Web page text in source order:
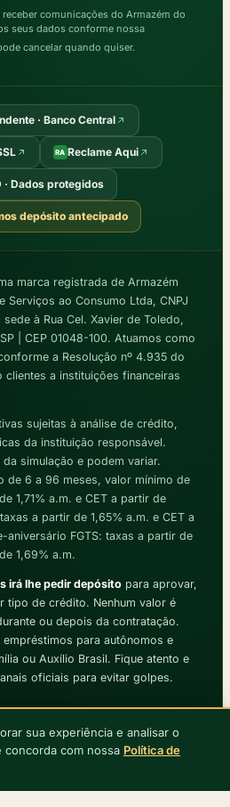
comunicações do Armazém do
seus dados conforme nossa
cancelar quando quiser.
· Banco Central
RA Reclame Aqui
· Dados protegidos
depósito antecipado
marca registrada de Armazém
Serviços ao Consumo Ltda, CNPJ
à Rua Cel. Xavier de Toledo,
| CEP 01048-100. Atuamos como
a Resolução nº 4.935 do
clientes a instituições financeiras
sujeitas à análise de crédito,
da instituição responsável.
simulação e podem variar.
de 6 a 96 meses, valor mínimo de
1,71% a.m. e CET a partir de
a partir de 1,65% a.m. e CET a
aniversário FGTS: taxas a partir de
1,69% a.m.
irá lhe pedir depósito para aprovar,
tipo de crédito. Nenhum valor é
ou depois da contratação.
para autônomos e
ou Auxílio Brasil. Fique atento e
oficiais para evitar golpes.
de Uso
os direitos reservados © 2026 ·
sua experiência e analisar o
com nossa Política de